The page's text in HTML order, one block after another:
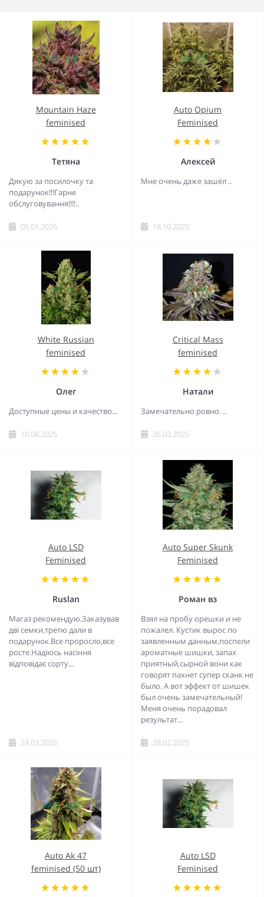
Mountain Haze
feminised
Тетяна
Дякую за посилочку та
подарунок!!!Гарне
обслуговування!!!!..
05.01.2026
Auto Opium
Feminised
Алексей
Мне очень даже зашёл ..
18.10.2025
White Russian
feminised
Олег
Доступные цены и качество...
10.08.2025
Critical Mass
feminised
Натали
Замечательно ровно. ..
26.03.2025
Auto LSD
Feminised
Ruslan
Магаз рекомендую.Заказував
дві семки,третю дали в
подарунок.Все проросло,все
росте.Надіюсь насіння
відповідає сорту...
24.03.2025
Auto Super Skunk
Feminised
Роман вз
Взял на пробу орешки и не
пожалел. Кустик вырос по
заявленным данным,поспели
ароматные шишки, запах
приятный,сырной вони как
говорят пахнет супер сканк не
было. А вот эффект от шишек
был очень замечательный!
Меня очень порадовал
результат...
28.02.2025
Auto Ak 47
feminised (50 шт)
Auto LSD
Feminised